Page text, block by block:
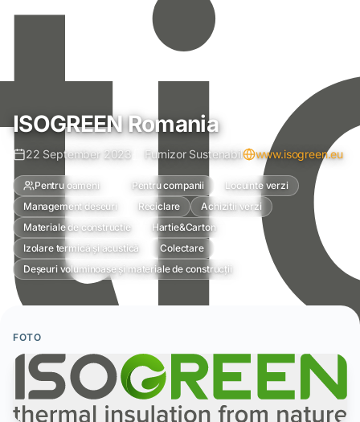
ISOGREEN Romania
22 September 2023 Furnizor Sustenabil www.isogreen.eu
Pentru oameni Pentru companii
Locuinte verzi
Management deseuri
Reciclare
Achizitii verzi
Materiale de constructie
Hartie&Carton
Izolare termică și acustică
Colectare
Deșeuri voluminoase și materiale de construcții
FOTO